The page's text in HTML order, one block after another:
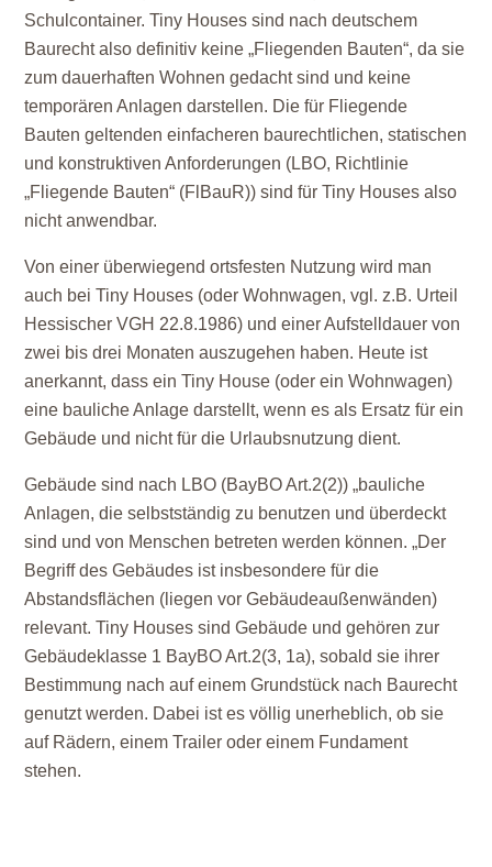
Schulcontainer. Tiny Houses sind nach deutschem
Baurecht also definitiv keine „Fliegenden Bauten“, da sie
zum dauerhaften Wohnen gedacht sind und keine
temporären Anlagen darstellen. Die für Fliegende
Bauten geltenden einfacheren baurechtlichen, statischen
und konstruktiven Anforderungen (LBO, Richtlinie
„Fliegende Bauten“ (FlBauR)) sind für Tiny Houses also
nicht anwendbar.
Von einer überwiegend ortsfesten Nutzung wird man
auch bei Tiny Houses (oder Wohnwagen, vgl. z.B. Urteil
Hessischer VGH 22.8.1986) und einer Aufstelldauer von
zwei bis drei Monaten auszugehen haben. Heute ist
anerkannt, dass ein Tiny House (oder ein Wohnwagen)
eine bauliche Anlage darstellt, wenn es als Ersatz für ein
Gebäude und nicht für die Urlaubsnutzung dient.
Gebäude sind nach LBO (BayBO Art.2(2)) „bauliche
Anlagen, die selbstständig zu benutzen und überdeckt
sind und von Menschen betreten werden können. „Der
Begriff des Gebäudes ist insbesondere für die
Abstandsflächen (liegen vor Gebäudeaußenwänden)
relevant. Tiny Houses sind Gebäude und gehören zur
Gebäudeklasse 1 BayBO Art.2(3, 1a), sobald sie ihrer
Bestimmung nach auf einem Grundstück nach Baurecht
genutzt werden. Dabei ist es völlig unerheblich, ob sie
auf Rädern, einem Trailer oder einem Fundament
stehen.